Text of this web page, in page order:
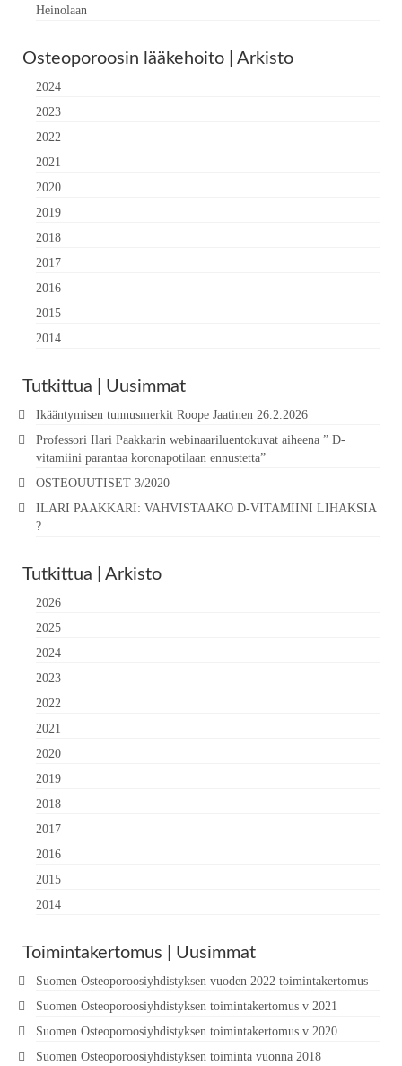
Heinolaan
Osteoporoosin lääkehoito | Arkisto
2024
2023
2022
2021
2020
2019
2018
2017
2016
2015
2014
Tutkittua | Uusimmat
Ikääntymisen tunnusmerkit Roope Jaatinen 26.2.2026
Professori Ilari Paakkarin webinaariluentokuvat aiheena ” D-
vitamiini parantaa koronapotilaan ennustetta”
OSTEOUUTISET 3/2020
ILARI PAAKKARI: VAHVISTAAKO D-VITAMIINI LIHAKSIA
?
Tutkittua | Arkisto
2026
2025
2024
2023
2022
2021
2020
2019
2018
2017
2016
2015
2014
Toimintakertomus | Uusimmat
Suomen Osteoporoosiyhdistyksen vuoden 2022 toimintakertomus
Suomen Osteoporoosiyhdistyksen toimintakertomus v 2021
Suomen Osteoporoosiyhdistyksen toimintakertomus v 2020
Suomen Osteoporoosiyhdistyksen toiminta vuonna 2018